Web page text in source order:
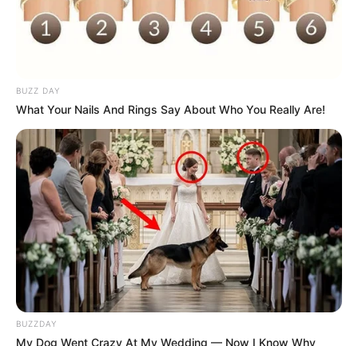
BUZZ DAY
What Your Nails And Rings Say About Who You Really Are!
BUZZDAY
My Dog Went Crazy At My Wedding — Now I Know Why